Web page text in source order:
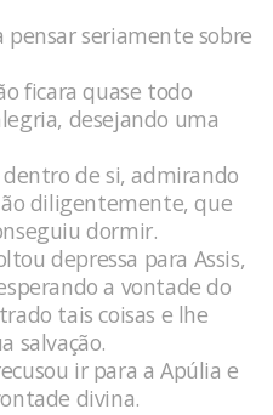
pensar seriamente sobre
ficara quase todo
desejando uma
de si, admirando
diligentemente, que
dormir.
depressa para Assis,
a vontade do
tais coisas e lhe
salvação.
ir para a Apúlia e
divina.